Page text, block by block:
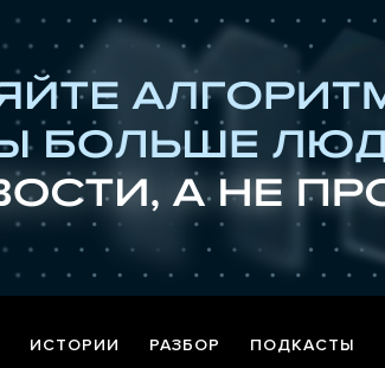
ИСТОРИИ РАЗБОР ПОДКАСТЫ